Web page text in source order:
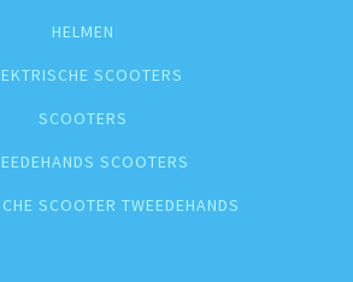
HELMEN
SCOOTERS
SCOOTERS
SCOOTERS
SCOOTER TWEEDEHANDS